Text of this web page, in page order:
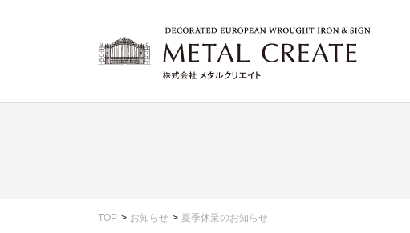
TOP お知らせ 夏季休業のお知らせ